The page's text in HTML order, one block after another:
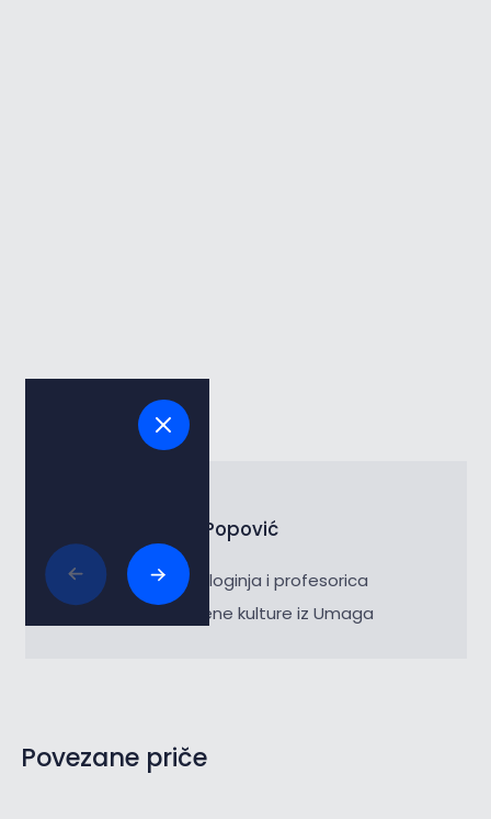
Josipa Popović
Diplomirana kineziologinja i profesorica
tjelesne i zdravstvene kulture iz Umaga
Povezane priče